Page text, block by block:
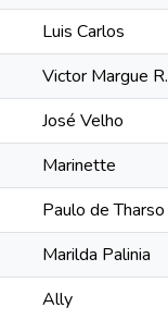
Luis Carlos
Victor Margue R.
José Velho
Marinette
Paulo de Tharso
Marilda Palinia
Ally